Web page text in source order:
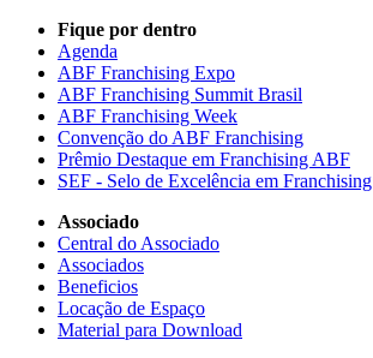
Fique por dentro
Agenda
ABF Franchising Expo
ABF Franchising Summit Brasil
ABF Franchising Week
Convenção do ABF Franchising
Prêmio Destaque em Franchising ABF
SEF - Selo de Excelência em Franchising
Associado
Central do Associado
Associados
Beneficios
Locação de Espaço
Material para Download